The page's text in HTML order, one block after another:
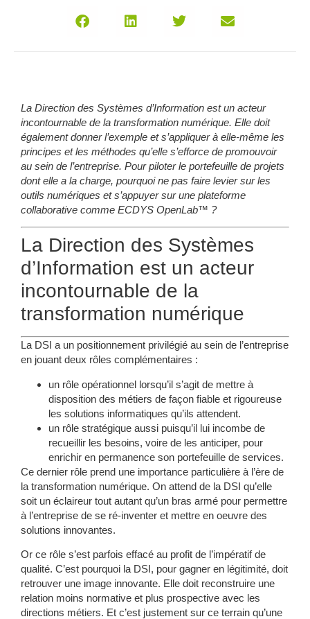
La Direction des Systèmes d’Information est un acteur
incontournable de la transformation numérique. Elle doit
également donner l’exemple et s’appliquer à elle-même les
principes et les méthodes qu’elle s’efforce de promouvoir
au sein de l’entreprise. Pour piloter le portefeuille de projets
dont elle a la charge, pourquoi ne pas faire levier sur les
outils numériques et s’appuyer sur une plateforme
collaborative comme ECDYS OpenLab™ ?
La Direction des Systèmes
d’Information est un acteur
incontournable de la
transformation numérique
La DSI a un positionnement privilégié au sein de l’entreprise
en jouant deux rôles complémentaires :
un rôle opérationnel lorsqu’il s’agit de mettre à
disposition des métiers de façon fiable et rigoureuse
les solutions informatiques qu’ils attendent.
un rôle stratégique aussi puisqu’il lui incombe de
recueillir les besoins, voire de les anticiper, pour
enrichir en permanence son portefeuille de services.
Ce dernier rôle prend une importance particulière à l’ère de
la transformation numérique. On attend de la DSI qu’elle
soit un éclaireur tout autant qu’un bras armé pour permettre
à l’entreprise de se ré-inventer et mettre en oeuvre des
solutions innovantes.
Or ce rôle s’est parfois effacé au profit de l’impératif de
qualité. C’est pourquoi la DSI, pour gagner en légitimité, doit
retrouver une image innovante. Elle doit reconstruire une
relation moins normative et plus prospective avec les
directions métiers. Et c’est justement sur ce terrain qu’une